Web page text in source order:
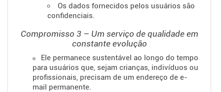
Os dados fornecidos pelos usuários são
confidenciais.
Compromisso 3 – Um serviço de qualidade em
constante evolução
Ele permanece sustentável ao longo do tempo
para usuários que, sejam crianças, indivíduos ou
profissionais, precisam de um endereço de e-
mail permanente.